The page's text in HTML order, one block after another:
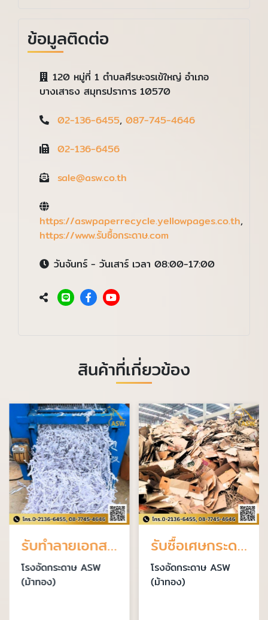
ข้อมูลติดต่อ
120 หมู่ที่ 1 ตำบลศีรษะจรเข้ใหญ่ อำเภอ
บางเสาธง สมุทรปราการ 10570
02-136-6455, 087-745-4646
02-136-6456
sale@asw.co.th
https://aswpaperrecycle.yellowpages.co.th,
https://www.รับซื้อกระดาษ.com
วันจันทร์ - วันเสาร์ เวลา 08:00-17:00
สินค้าที่เกี่ยวข้อง
รับทำลายเอกสาร บางนา
โรงอัดกระดาษ ASW
(ม้าทอง)
รับซื้อเศษกระดาษลัง สมุทรปราการ
โรงอัดกระดาษ ASW
(ม้าทอง)